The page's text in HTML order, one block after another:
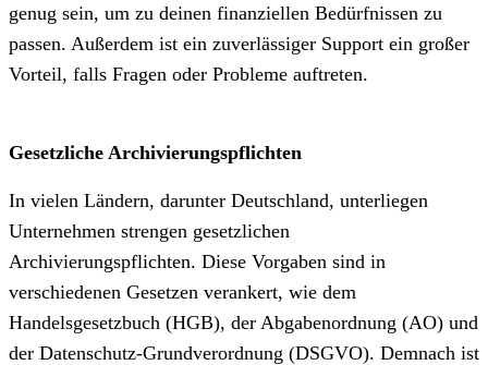
genug sein, um zu deinen finanziellen Bedürfnissen zu
passen. Außerdem ist ein zuverlässiger Support ein großer
Vorteil, falls Fragen oder Probleme auftreten.
Gesetzliche Archivierungspflichten
In vielen Ländern, darunter Deutschland, unterliegen
Unternehmen strengen gesetzlichen
Archivierungspflichten. Diese Vorgaben sind in
verschiedenen Gesetzen verankert, wie dem
Handelsgesetzbuch (HGB), der Abgabenordnung (AO) und
der Datenschutz-Grundverordnung (DSGVO). Demnach ist